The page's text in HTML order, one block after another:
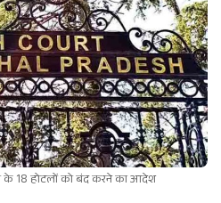
के 18 होटलों को बंद करने का आदेश